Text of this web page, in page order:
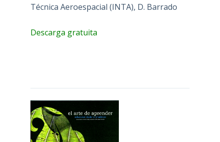
Técnica Aeroespacial (INTA), D. Barrado
Descarga gratuita